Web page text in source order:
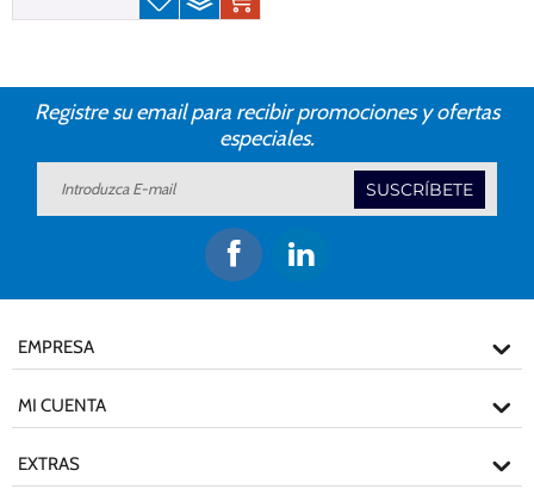
Registre su email para recibir promociones y ofertas
especiales.
SUSCRÍBETE
EMPRESA
MI CUENTA
EXTRAS